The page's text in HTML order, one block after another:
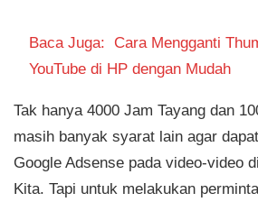
Baca Juga: Cara Mengganti
YouTube di HP dengan Mudah
Tak hanya 4000 Jam Tayang dan
masih banyak syarat lain agar
Google Adsense pada video-video
Kita. Tapi untuk melakukan